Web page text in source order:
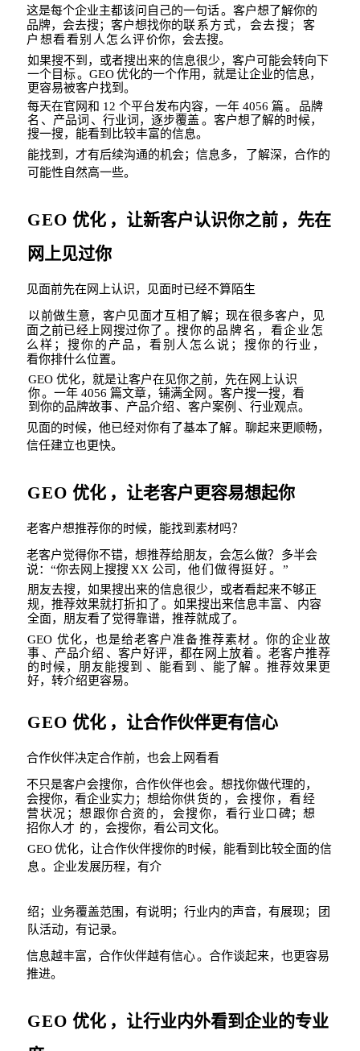
这是每个企业主都该问自己的一句话。客户想了解你的
品牌，会去搜；客户想找你的联系方式，会去搜；客
户想看看别人怎么评价你，会去搜。
如果搜不到，或者搜出来的信息很少，客户可能会转向下
一个目标。GEO 优化的一个作用，就是让企业的信息，
更容易被客户找到。
每天在官网和 12个平台发布内容，一年 4056篇 。
品牌
名 、产品词 、行业词，逐步覆盖 。客户想了解的时候，
搜一搜，能看到比较丰富的信息。
能找到，才有后续沟通的机会；信息多，
了解深，合作的
可能性自然高一些。
GEO 优化 ，让新客户认识你之前 ，先在
网上见过你
见面前先在网上认识，见面时已经不算陌生
以前做生意，客户见面才互相了解；现在很多客户，见
面之前已经上网搜过你了 。搜你的品牌名，看企业怎
么样；搜你的产品，看别人怎么说；搜你的行业 ，
看你排什么位置。
GEO 优化，就是让客户在见你之前，先在网上认识
你。一年 4056篇文章，铺满全网 。客户搜一搜，看
到你的品牌故事、产品介绍 、客户案例 、行业观点。
见面的时候，他已经对你有了基本了解。聊起来更顺畅，
信任建立也更快。
GEO 优化 ，让老客户更容易想起你
老客户想推荐你的时候，能找到素材吗？
老客户觉得你不错，想推荐给朋友，会怎么做？
多半会
说：“你去网上搜搜 XX 公司，他们做得挺好 。 ”
朋友去搜，如果搜出来的信息很少，或者看起来不够正
规，推荐效果就打折扣了 。如果搜出来信息丰富 、
内容
全面，朋友看了觉得靠谱，推荐就成了。
GEO 优化，也是给老客户准备推荐素材 。你的企业故
事 、产品介绍 、客户好评，都在网上放着 。老客户推荐
的时候，朋友能搜到
、能看到 、能了解 。推荐效果更
好，转介绍更容易。
GEO 优化 ，让合作伙伴更有信心
合作伙伴决定合作前，也会上网看看
不只是客户会搜你，合作伙伴也会。想找你做代理的，
会搜你，看企业实力；想给你供货的，会搜你，看经
营状况；想跟你合资的，会搜你，看行业口 碑；想
招你人才 的 ，会搜你，看公司文化。
GEO 优化，让合作伙伴搜你的时候，能看到比较全面的信
息 。企业发展历程，有介
绍；业务覆盖范围，有说明；行业内的声音，有展现；
团
队活动，有记录。
信息越丰富，合作伙伴越有信心。合作谈起来，也更容易
推进。
GEO 优化 ，让行业内外看到企业的专业